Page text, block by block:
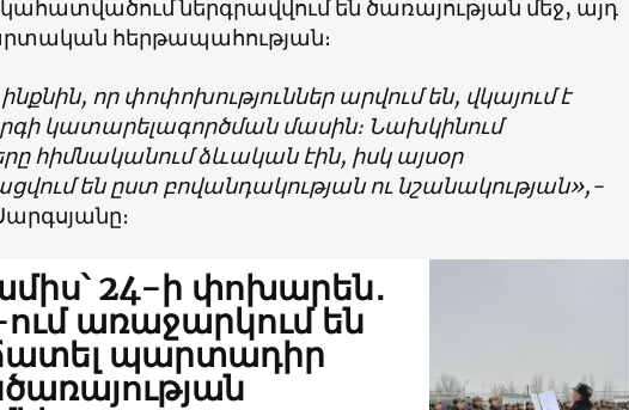
ներգրավվում են ծառայության մեջ, այդ
հերթապահության։
որ փոփոխություններ արվում են, վկայում է
կատարելագործման մասին։ Նախկինում
հիմնականում ձևական էին, իսկ այսօր
են ըստ բովանդակության ու նշանակության»,-
24-ի փոխարեն․
առաջարկում են
պարտադիր